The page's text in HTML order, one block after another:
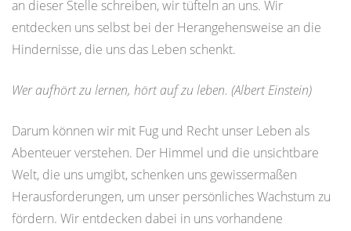
an dieser Stelle schreiben, wir tüfteln an uns. Wir
entdecken uns selbst bei der Herangehensweise an die
Hindernisse, die uns das Leben schenkt.
Wer aufhört zu lernen, hört auf zu leben. (Albert Einstein)
Darum können wir mit Fug und Recht unser Leben als
Abenteuer verstehen. Der Himmel und die unsichtbare
Welt, die uns umgibt, schenken uns gewissermaßen
Herausforderungen, um unser persönliches Wachstum zu
fördern. Wir entdecken dabei in uns vorhandene